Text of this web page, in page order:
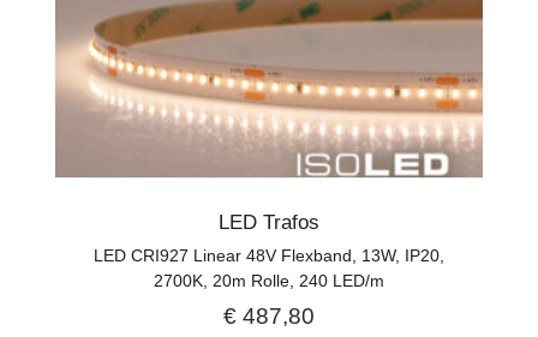
LED Trafos
LED CRI927 Linear 48V Flexband, 13W, IP20,
2700K, 20m Rolle, 240 LED/m
€487,80